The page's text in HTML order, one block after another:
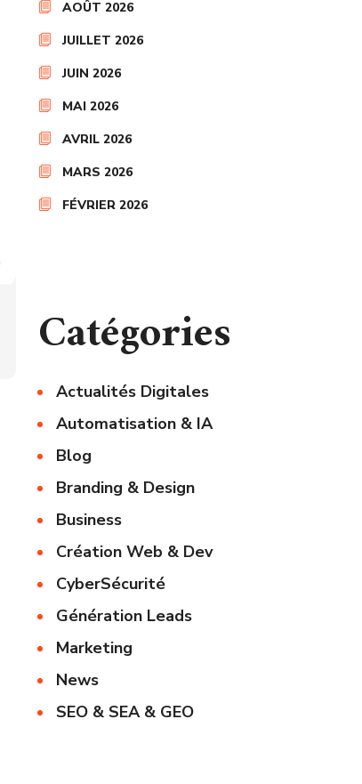
AOÛT 2026
JUILLET 2026
JUIN 2026
MAI 2026
AVRIL 2026
MARS 2026
FÉVRIER 2026
Catégories
Actualités Digitales
Automatisation & IA
Blog
Branding & Design
Business
Création Web & Dev
CyberSécurité
Génération Leads
Marketing
News
SEO & SEA & GEO